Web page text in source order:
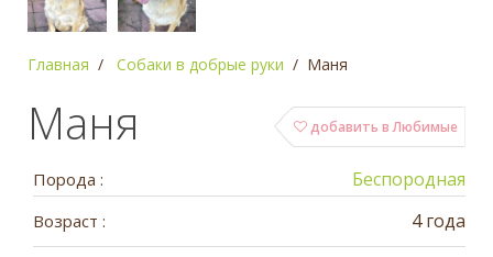
Главная Собаки в добрые руки Маня
добавить в Любимые
Маня
Порода : Беспородная
Возраст : 4 года